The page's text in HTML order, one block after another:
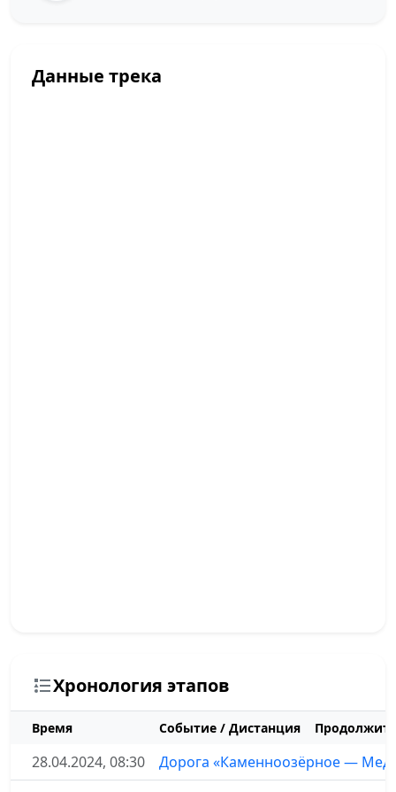
Данные трека
Хронология этапов
Время Событие / Дистанция
28.04.2024, 08:30
Дорога «Каменноозёрное —